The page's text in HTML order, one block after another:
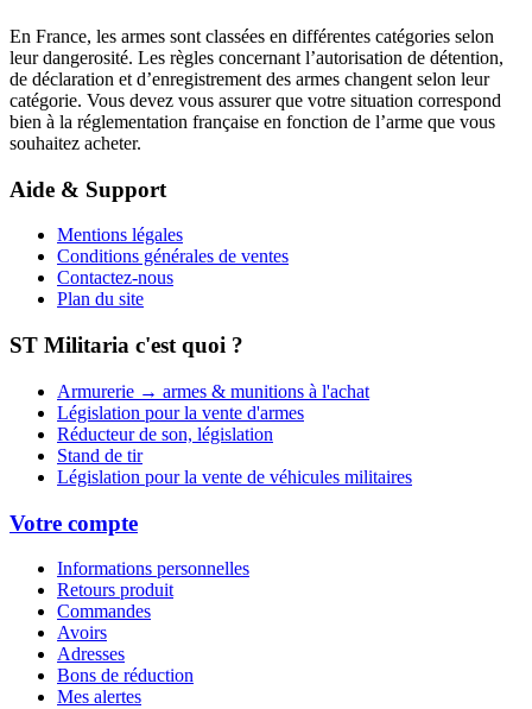
En France, les armes sont classées en différentes catégories selon
leur dangerosité. Les règles concernant l’autorisation de détention,
de déclaration et d’enregistrement des armes changent selon leur
catégorie. Vous devez vous assurer que votre situation correspond
bien à la réglementation française en fonction de l’arme que vous
souhaitez acheter.
Aide & Support
Mentions légales
Conditions générales de ventes
Contactez-nous
Plan du site
ST Militaria c'est quoi ?
Armurerie → armes & munitions à l'achat
Législation pour la vente d'armes
Réducteur de son, législation
Stand de tir
Législation pour la vente de véhicules militaires
Votre compte
Informations personnelles
Retours produit
Commandes
Avoirs
Adresses
Bons de réduction
Mes alertes